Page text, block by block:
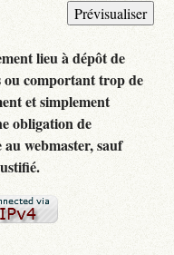
lieu à dépôt de
ou comportant trop de
et simplement
obligation de
webmaster, sauf